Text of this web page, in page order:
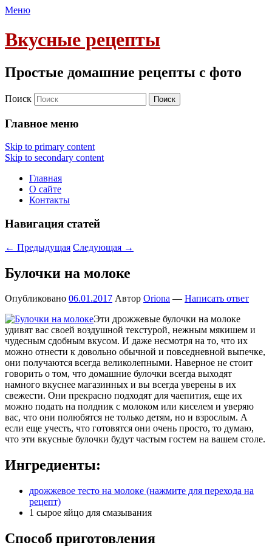
Меню
Вкусные рецепты
Простые домашние рецепты с фото
Поиск
Главное меню
Skip to primary content
Skip to secondary content
Главная
О сайте
Контакты
Навигация статей
← Предыдущая Следующая →
Булочки на молоке
Опубликовано 06.01.2017 Автор Oriona — Написать ответ
Эти дрожжевые булочки на молоке
удивят вас своей воздушной текстурой, нежным мякишем и
чудесным сдобным вкусом. И даже несмотря на то, что их
можно отнести к довольно обычной и повседневной выпечке,
они получаются всегда великолепными. Наверное не стоит
говорить о том, что домашние булочки всегда выходят
намного вкуснее магазинных и вы всегда уверены в их
свежести. Они прекрасно подходят для чаепития, еще их
можно подать на полдник с молоком или киселем и уверяю
вас, что они полюбятся не только детям, но и взрослым. А
если еще учесть, что готовятся они очень просто, то думаю,
что эти вкусные булочки будут частым гостем на вашем столе.
Ингредиенты:
дрожжевое тесто на молоке (нажмите для перехода на
рецепт)
1 сырое яйцо для смазывания
Способ приготовления